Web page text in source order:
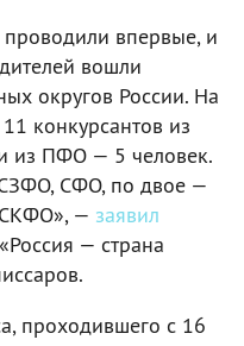
впервые, и
вошли
округов России. На
конкурсантов из
из ПФО — 5 человек.
СФО, по двое —
— заявил
— страна
проходившего с 16